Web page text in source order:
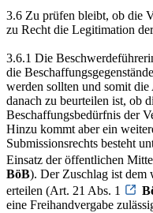
3.6 Zu prüfen bleibt, ob die
zu Recht die Legitimation
3.6.1 Die
die
werden sollten und somit
danach zu beurteilen ist, ob
Beschaffungsbedürfnis der
Hinzu kommt aber ein
Submissionsrechts besteht
Einsatz der öffentlichen
BöB). Der Zuschlag ist dem
erteilen (Art. 21 Abs. 1
eine Freihandvergabe